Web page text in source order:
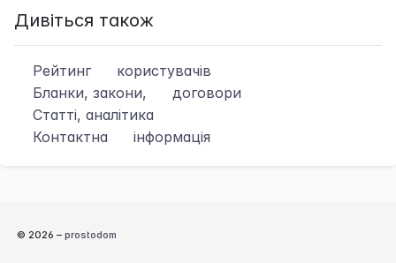
Дивіться також
Рейтинг
користувачів
Бланки, закони,
договори
Статті, аналітика
Контактна
інформація
© 2026 – prostodom